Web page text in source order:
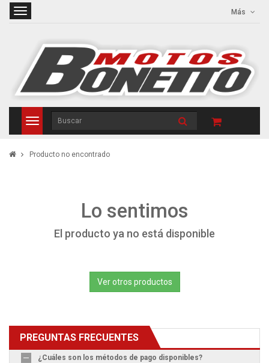
Más
Producto no encontrado
Lo sentimos
El producto ya no está disponible
Ver otros productos
PREGUNTAS FRECUENTES
¿Cuáles son los métodos de pago disponibles?